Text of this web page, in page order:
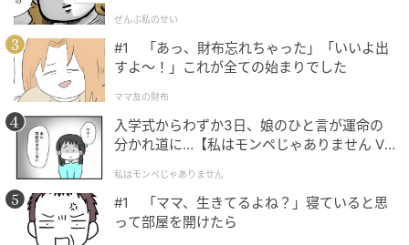
ウーマンエキサイト ぜんぶ私のせい
#1 「あっ、財布忘れちゃった」「いいよ出
すよ〜！」これが全ての始まりでした
ママ友の財布
入学式からわずか3日、娘のひと言が運命の
分かれ道に…【私はモンペじゃありません Vo
私はモンペじゃありません
#1 「ママ、生きてるよね？」寝ていると思
って部屋を開けたら